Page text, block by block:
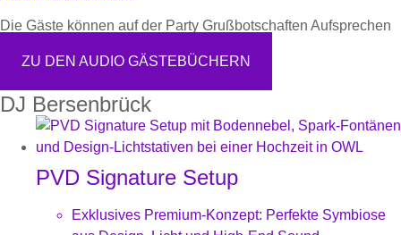
Die Gäste können auf der Party Grußbotschaften Aufsprechen
ZU DEN AUDIO GÄSTEBÜCHERN
DJ Bersenbrück
PVD Signature Setup
Exklusives Premium-Konzept: Perfekte Symbiose